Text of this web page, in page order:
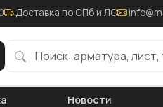
Доставка по СПб и ЛО
Новости